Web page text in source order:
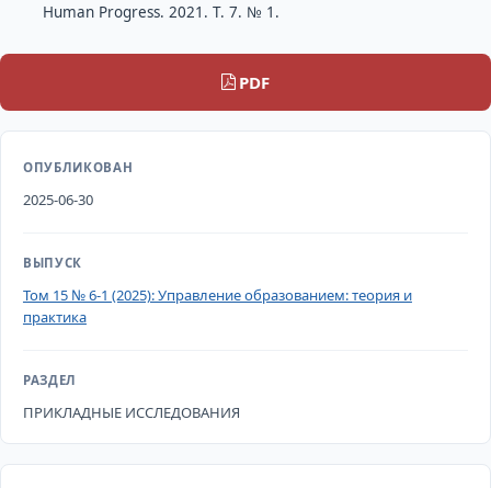
Human Рrogress. 2021. Т. 7. № 1.
PDF
ОПУБЛИКОВАН
2025-06-30
ВЫПУСК
Том 15 № 6-1 (2025): Управление образованием: теория и
практика
РАЗДЕЛ
ПРИКЛАДНЫЕ ИССЛЕДОВАНИЯ